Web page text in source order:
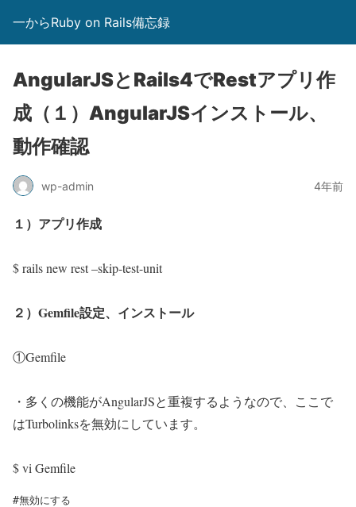
一からRuby on Rails備忘録
AngularJSとRails4でRestアプリ作
成（１）AngularJSインストール、
動作確認
wp-admin 4年前
１）アプリ作成
$ rails new rest –skip-test-unit
２）Gemfile設定、インストール
①Gemfile
・多くの機能がAngularJSと重複するようなので、ここで
はTurbolinksを無効にしています。
$ vi Gemfile
#無効にする